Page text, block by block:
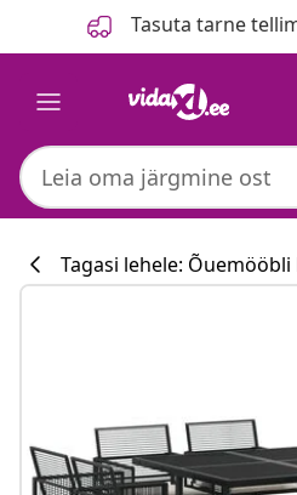
Tasuta tarne
#sharemevidaxl
Tagasi lehele: